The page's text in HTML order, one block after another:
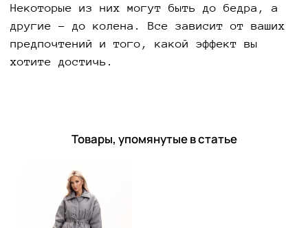
Некоторые из них могут быть до бедра, а
другие – до колена. Все зависит от ваших
предпочтений и того, какой эффект вы
хотите достичь.
Товары, упомянутые в статье